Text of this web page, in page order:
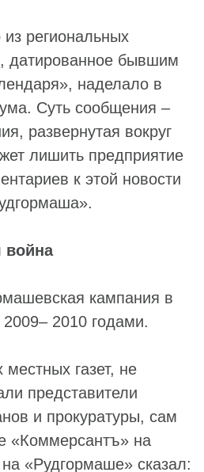
региональных
датированное бывшим
наделало в
Суть сообщения –
развернутая вокруг
лишить предприятие
к этой новости
война
кампания в
2009– 2010 годами.
местных газет, не
представители
и прокуратуры, сам
«Коммерсантъ» на
«Рудгормаше» сказал: